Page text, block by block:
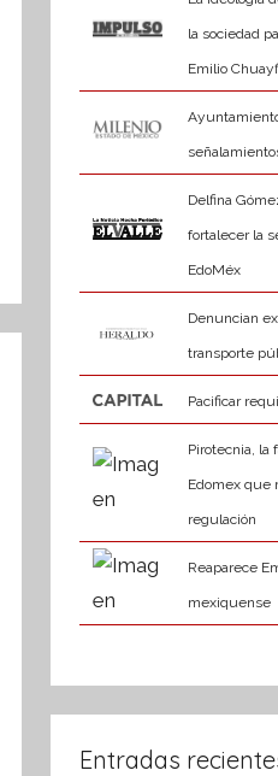
la sociedad
Emilio
Delfina
fortalecer la
EdoMéx
Denuncian
transporte
Pacificar
Pirotecnia, la
Edomex que
regulación
Reaparece
mexiquense
Entradas